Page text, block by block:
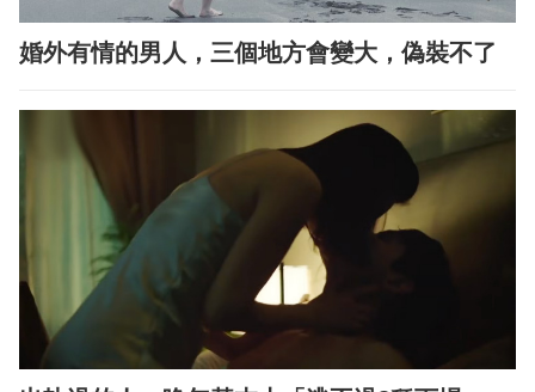
婚外有情的男人，三個地方會變大，偽裝不了